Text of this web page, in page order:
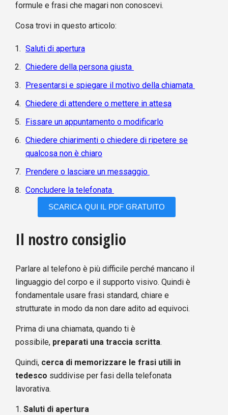
formule e frasi che magari non conoscevi.
Cosa trovi in questo articolo:
Saluti di apertura
Chiedere della persona giusta
Presentarsi e spiegare il motivo della chiamata
Chiedere di attendere o mettere in attesa
Fissare un appuntamento o modificarlo
Chiedere chiarimenti o chiedere di ripetere se
qualcosa non è chiaro
Prendere o lasciare un messaggio
Concludere la telefonata
SCARICA QUI IL PDF GRATUITO
Il nostro consiglio
Parlare al telefono è più difficile perché mancano il
linguaggio del corpo e il supporto visivo. Quindi è
fondamentale usare frasi standard, chiare e
strutturate in modo da non dare adito ad equivoci.
Prima di una chiamata, quando ti è
possibile, preparati una traccia scritta.
Quindi, cerca di memorizzare le frasi utili in
tedesco suddivise per fasi della telefonata
lavorativa.
1. Saluti di apertura